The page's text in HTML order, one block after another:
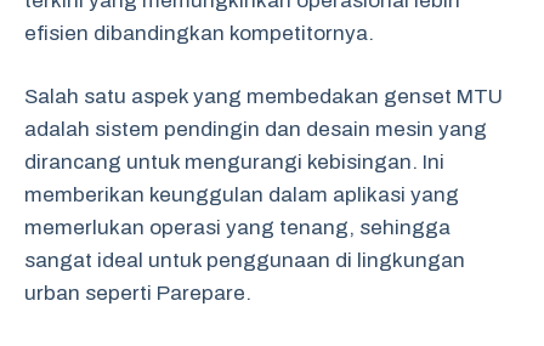
efisien dibandingkan kompetitornya.
Salah satu aspek yang membedakan genset MTU
adalah sistem pendingin dan desain mesin yang
dirancang untuk mengurangi kebisingan. Ini
memberikan keunggulan dalam aplikasi yang
memerlukan operasi yang tenang, sehingga
sangat ideal untuk penggunaan di lingkungan
urban seperti Parepare.